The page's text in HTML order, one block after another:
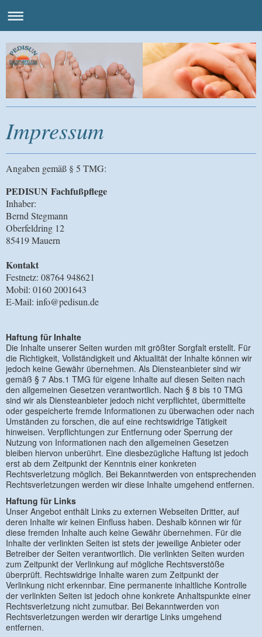
Impressum
Angaben gemäß § 5 TMG:
PEDISUN Fachfußpflege
Inhaber:
Bernd Stegmann
Oberfeldring 12
85419 Mauern
Kontakt
Festnetz: 08764 948621
Mobil: 0160 2001643
E-Mail: info@pedisun.de
Haftung für Inhalte
Die Inhalte unserer Seiten wurden mit größter Sorgfalt erstellt. Für
die Richtigkeit, Vollständigkeit und Aktualität der Inhalte können wir
jedoch keine Gewähr übernehmen. Als Diensteanbieter sind wir
gemäß § 7 Abs.1 TMG für eigene Inhalte auf diesen Seiten nach
den allgemeinen Gesetzen verantwortlich. Nach § 8 bis 10 TMG
sind wir als Diensteanbieter jedoch nicht verpflichtet, übermittelte
oder gespeicherte fremde Informationen zu überwachen oder nach
Umständen zu forschen, die auf eine rechtswidrige Tätigkeit
hinweisen. Verpflichtungen zur Entfernung oder Sperrung der
Nutzung von Informationen nach den allgemeinen Gesetzen
bleiben hiervon unberührt. Eine diesbezügliche Haftung ist jedoch
erst ab dem Zeitpunkt der Kenntnis einer konkreten
Rechtsverletzung möglich. Bei Bekanntwerden von entsprechenden
Rechtsverletzungen werden wir diese Inhalte umgehend entfernen.
Haftung für Links
Unser Angebot enthält Links zu externen Webseiten Dritter, auf
deren Inhalte wir keinen Einfluss haben. Deshalb können wir für
diese fremden Inhalte auch keine Gewähr übernehmen. Für die
Inhalte der verlinkten Seiten ist stets der jeweilige Anbieter oder
Betreiber der Seiten verantwortlich. Die verlinkten Seiten wurden
zum Zeitpunkt der Verlinkung auf mögliche Rechtsverstöße
überprüft. Rechtswidrige Inhalte waren zum Zeitpunkt der
Verlinkung nicht erkennbar. Eine permanente inhaltliche Kontrolle
der verlinkten Seiten ist jedoch ohne konkrete Anhaltspunkte einer
Rechtsverletzung nicht zumutbar. Bei Bekanntwerden von
Rechtsverletzungen werden wir derartige Links umgehend
entfernen.